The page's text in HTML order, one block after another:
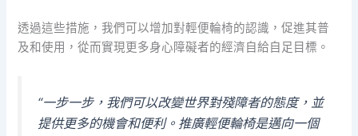
透過這些措施，我們可以增加對輕便輪椅的認識，促進其普
及和使用，從而實現更多身心障礙者的經濟自給自足目標。
“一步一步，我們可以改變世界對殘障者的態度，並
提供更多的機會和便利。推廣輕便輪椅是邁向一個